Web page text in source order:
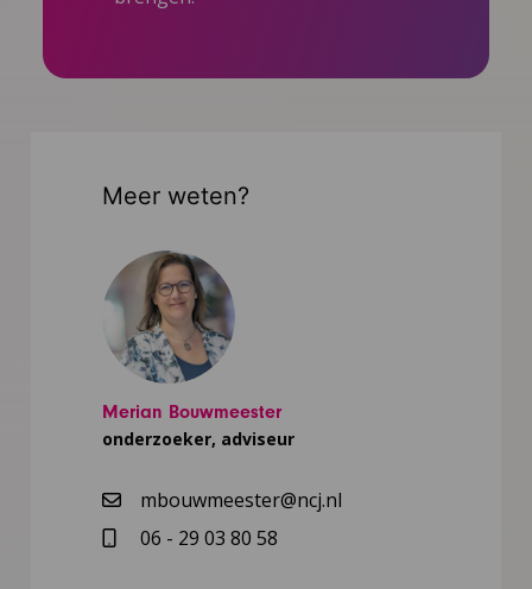
Meer weten?
Merian Bouwmeester
onderzoeker, adviseur
mbouwmeester@ncj.nl
06 - 29 03 80 58